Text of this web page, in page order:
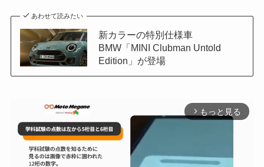
あわせて読みたい
新カラーの特別仕様車
BMW「MINI Clubman Untold
Edition」が登場
arrow_forward_ios もっと見る